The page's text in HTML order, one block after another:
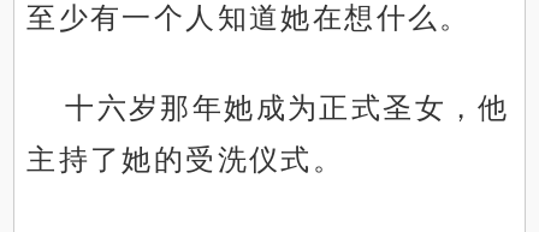
至少有一个人知道她在想什么。
十六岁那年她成为正式圣女，他
主持了她的受洗仪式。